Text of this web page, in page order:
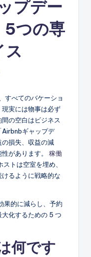
プデー
5つの専
ス
すべてのバケーショ
実には物事は必ず
の空白はビジネス
Airbnbギャップデ
損失、収益の減
があります。 稼働
ストは空室を埋め、
るように戦略的な
果的に減らし、予約
化するための 5 つ
何です